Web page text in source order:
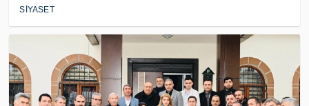
SİYASET